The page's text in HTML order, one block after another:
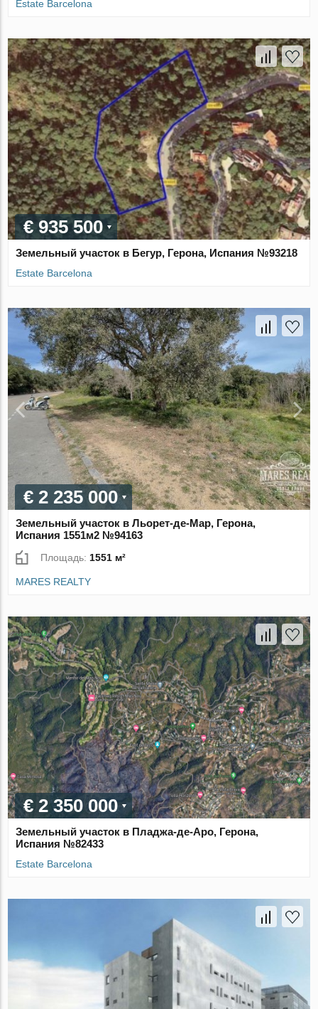
Estate Barcelona
€ 935 500
Земельный участок в Бегур, Герона, Испания №93218
Estate Barcelona
€ 2 235 000
Земельный участок в Льорет-де-Мар, Герона,
Испания 1551м2 №94163
Площадь: 1551 м²
MARES REALTY
€ 2 350 000
Земельный участок в Пладжа-де-Аро, Герона,
Испания №82433
Estate Barcelona